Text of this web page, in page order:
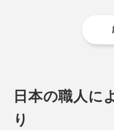
ト」があれば、身軽に
日本の職人に
り